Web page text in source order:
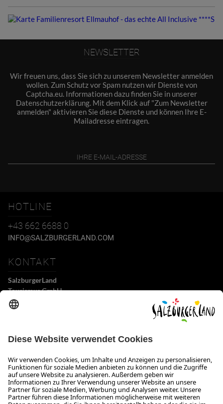
NEWSLETTER
Wir freuen uns, dass Sie sich zu unserem Newsletter anmelden
wollen. Zum Schutz vor Spam nutzen wir Dienste von
Captcha.eu. Informationen dazu finden Sie in unserer
Datenschutzerklärung. Mit dem Klick auf "Zum Newsletter
anmelden" aktivieren Sie diese Dienste und können Ihre E-
Mailadresse eintragen.
HOTLINE
+43 662 6688 0
INFO@SALZBURGERLAND.COM
KONTAKT
SalzburgerLand
Tourismus GmbH
Wiener Bundesstraße 23
info@salzburgerland.com
ÖFFNUNGSZEITEN
Wir freuen uns auf Ihre Anfrage!
Gerne stehen wir Ihnen von Montag bis Donnerstag von 08:00 bis 17:30 Uhr